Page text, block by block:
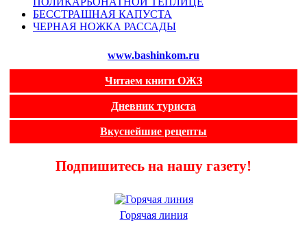
БЕССТРАШНАЯ КАПУСТА
ЧЕРНАЯ НОЖКА РАССАДЫ
www.bashinkom.ru
Читаем книги ОЖЗ
Дневник туриста
Вкуснейшие рецепты
Подпишитесь на нашу газету!
Горячая линия